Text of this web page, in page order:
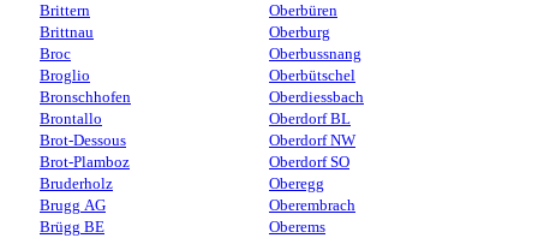
Brittern
Brittnau
Broc
Broglio
Bronschhofen
Brontallo
Brot-Dessous
Brot-Plamboz
Bruderholz
Brugg AG
Brügg BE
Oberbüren
Oberburg
Oberbussnang
Oberbütschel
Oberdiessbach
Oberdorf BL
Oberdorf NW
Oberdorf SO
Oberegg
Oberembrach
Oberems